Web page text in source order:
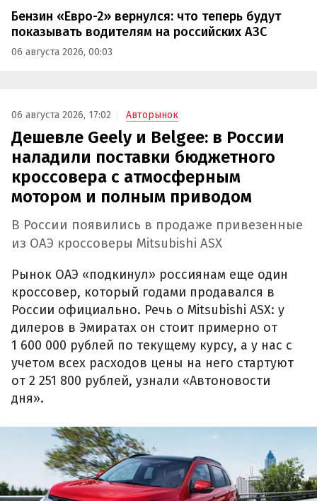
Бензин «Евро-2» вернулся: что теперь будут
показывать водителям на российских АЗС
06 августа 2026, 00:03
06 августа 2026, 17:02 Авторынок
Дешевле Geely и Belgee: в России
наладили поставки бюджетного
кроссовера с атмосферным
мотором и полным приводом
В России появились в продаже привезенные
из ОАЭ кроссоверы Mitsubishi ASX
Рынок ОАЭ «подкинул» россиянам еще один
кроссовер, который годами продавался в
России официально. Речь о Mitsubishi ASX: у
дилеров в Эмиратах он стоит примерно от
1 600 000 рублей по текущему курсу, а у нас с
учетом всех расходов цены на него стартуют
от 2 251 800 рублей, узнали «Автоновости
дня».